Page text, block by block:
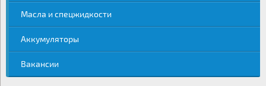
Масла и спецжидкости
Аккумуляторы
Вакансии